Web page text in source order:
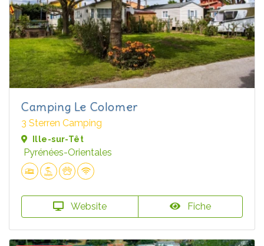
Camping Le Colomer
3 Sterren Camping
Ille-sur-Têt
Pyrénées-Orientales
Website Fiche